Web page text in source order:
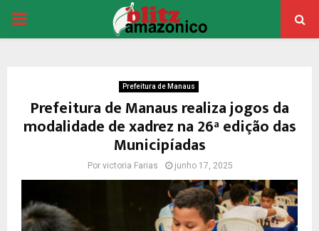
PRIMARY
Prefeitura de Manaus
Prefeitura de Manaus realiza jogos da
modalidade de xadrez na 26ª edição das
Municipíadas
Por victoria Farias junho 17, 2025